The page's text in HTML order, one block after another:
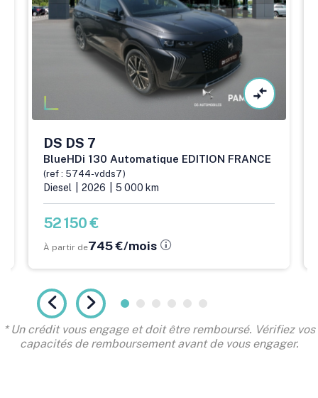
DS DS 7
BlueHDi 130 Automatique EDITION FRANCE
(ref : 5744-vdds7)
Diesel 2026 5 000 km
52 150 €
À partir de745 €/mois
* Un crédit vous engage et doit être remboursé. Vérifiez vos
capacités de remboursement avant de vous engager.